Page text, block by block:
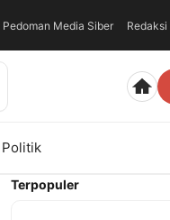
Pedoman Media Siber Redaksi
Politik
Terpopuler